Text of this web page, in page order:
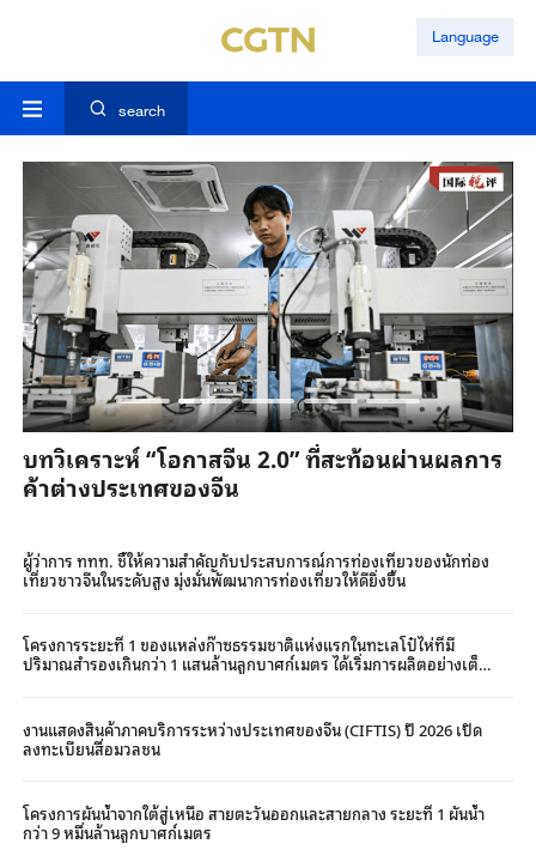
Language
search
บทวิเคราะห์ “โอกาสจีน 2.0” ที่สะท้อนผ่านผลการ
ค้าต่างประเทศของจีน
ผู้ว่าการ ททท. ชี้ให้ความสำคัญกับประสบการณ์การท่องเที่ยวของนักท่อง
เที่ยวชาวจีนในระดับสูง มุ่งมั่นพัฒนาการท่องเที่ยวให้ดียิ่งขึ้น
โครงการระยะที่ 1 ของแหล่งก๊าซธรรมชาติแห่งแรกในทะเลโป๋ไห่ที่มี
ปริมาณสำรองเกินกว่า 1 แสนล้านลูกบาศก์เมตร ได้เริ่มการผลิตอย่างเต็ม
งานแสดงสินค้าภาคบริการระหว่างประเทศของจีน (CIFTIS) ปี 2026 เปิด
ลงทะเบียนสื่อมวลชน
โครงการผันน้ำจากใต้สู่เหนือ สายตะวันออกและสายกลาง ระยะที่ 1 ผันน้ำ
กว่า 9 หมื่นล้านลูกบาศก์เมตร